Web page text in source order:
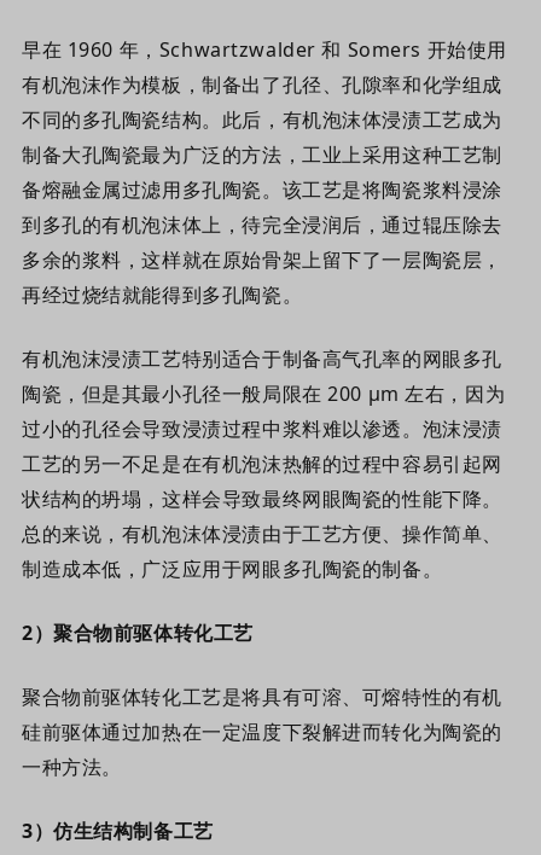
早在 1960 年，Schwartzwalder 和 Somers 开始使用
有机泡沫作为模板，制备出了孔径、孔隙率和化学组成
不同的多孔陶瓷结构。此后，有机泡沫体浸渍工艺成为
制备大孔陶瓷最为广泛的方法，工业上采用这种工艺制
备熔融金属过滤用多孔陶瓷。该工艺是将陶瓷浆料浸涂
到多孔的有机泡沫体上，待完全浸润后，通过辊压除去
多余的浆料，这样就在原始骨架上留下了一层陶瓷层，
再经过烧结就能得到多孔陶瓷。
有机泡沫浸渍工艺特别适合于制备高气孔率的网眼多孔
陶瓷，但是其最小孔径一般局限在 200 μm 左右，因为
过小的孔径会导致浸渍过程中浆料难以渗透。泡沫浸渍
工艺的另一不足是在有机泡沫热解的过程中容易引起网
状结构的坍塌，这样会导致最终网眼陶瓷的性能下降。
总的来说，有机泡沫体浸渍由于工艺方便、操作简单、
制造成本低，广泛应用于网眼多孔陶瓷的制备。
2）聚合物前驱体转化工艺
聚合物前驱体转化工艺是将具有可溶、可熔特性的有机
硅前驱体通过加热在一定温度下裂解进而转化为陶瓷的
一种方法。
3）仿生结构制备工艺